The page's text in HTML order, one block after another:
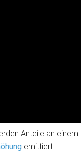
Anteile an
emittiert.